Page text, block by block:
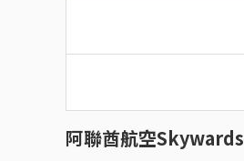
阿聯酋航空Skywards